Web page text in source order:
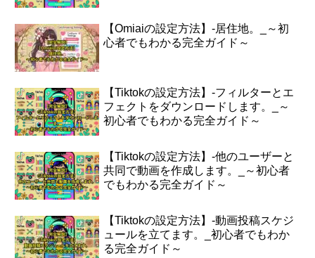
【Omiaiの設定方法】-居住地。_～初
心者でもわかる完全ガイド～
【Tiktokの設定方法】-フィルターとエ
フェクトをダウンロードします。_～
初心者でもわかる完全ガイド～
【Tiktokの設定方法】-他のユーザーと
共同で動画を作成します。_～初心者
でもわかる完全ガイド～
【Tiktokの設定方法】-動画投稿スケジ
ュールを立てます。_初心者でもわか
る完全ガイド～